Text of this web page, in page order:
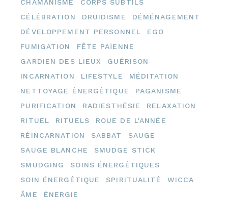
CHAMANISME
CORPS SUBTILS
CÉLÉBRATION
DRUIDISME
DÉMÉNAGEMENT
DÉVELOPPEMENT PERSONNEL
EGO
FUMIGATION
FÊTE PAÏENNE
GARDIEN DES LIEUX
GUÉRISON
INCARNATION
LIFESTYLE
MÉDITATION
NETTOYAGE ÉNERGÉTIQUE
PAGANISME
PURIFICATION
RADIESTHÉSIE
RELAXATION
RITUEL
RITUELS
ROUE DE L'ANNÉE
RÉINCARNATION
SABBAT
SAUGE
SAUGE BLANCHE
SMUDGE STICK
SMUDGING
SOINS ÉNERGÉTIQUES
SOIN ÉNERGÉTIQUE
SPIRITUALITÉ
WICCA
ÂME
ÉNERGIE